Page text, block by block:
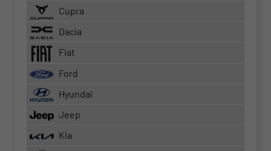
Cupra
Dacia
Fiat
Ford
Hyundai
Jeep
Kia